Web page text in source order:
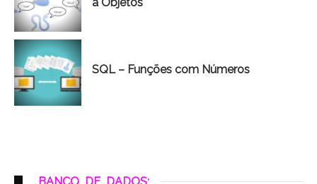
à Objetos
SQL – Funções com Números